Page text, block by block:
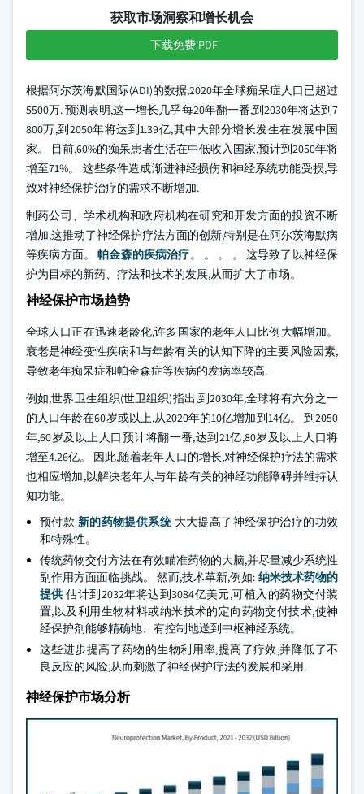
获取市场洞察和增长机会
下载免费 PDF
根据阿尔茨海默国际(ADI)的数据,2020年全球痴呆症人口已超过
5500万. 预测表明,这一增长几乎每20年翻一番,到2030年将达到7
800万,到2050年将达到1.39亿,其中大部分增长发生在发展中国
家。 目前,60%的痴呆患者生活在中低收入国家,预计到2050年将
增至71%。 这些条件造成渐进神经损伤和神经系统功能受损,导
致对神经保护治疗的需求不断增加.
制药公司、学术机构和政府机构在研究和开发方面的投资不断
增加,这推动了神经保护疗法方面的创新,特别是在阿尔茨海默病
等疾病方面。帕金森的疾病治疗。 。 。 。 这导致了以神经保
护为目标的新药、疗法和技术的发展,从而扩大了市场。
神经保护市场趋势
全球人口正在迅速老龄化,许多国家的老年人口比例大幅增加。
衰老是神经变性疾病和与年龄有关的认知下降的主要风险因素,
导致老年痴呆症和帕金森症等疾病的发病率较高.
例如,世界卫生组织(世卫组织)指出,到2030年,全球将有六分之一
的人口年龄在60岁或以上,从2020年的10亿增加到14亿。 到2050
年,60岁及以上人口预计将翻一番,达到21亿,80岁及以上人口将
增至4.26亿。 因此,随着老年人口的增长,对神经保护疗法的需求
也相应增加,以解决老年人与年龄有关的神经功能障碍并维持认
知功能。
预付款 新的药物提供系统大大提高了神经保护治疗的功效
和特殊性。
传统药物交付方法在有效瞄准药物的大脑,并尽量减少系统性
副作用方面面临挑战。 然而,技术革新,例如: 纳米技术药物的
提供估计到2032年将达到3084亿美元,可植入的药物交付装
置,以及利用生物材料或纳米技术的定向药物交付技术,使神
经保护剂能够精确地、有控制地送到中枢神经系统。
这些进步提高了药物的生物利用率,提高了疗效,并降低了不
良反应的风险,从而刺激了神经保护疗法的发展和采用.
神经保护市场分析